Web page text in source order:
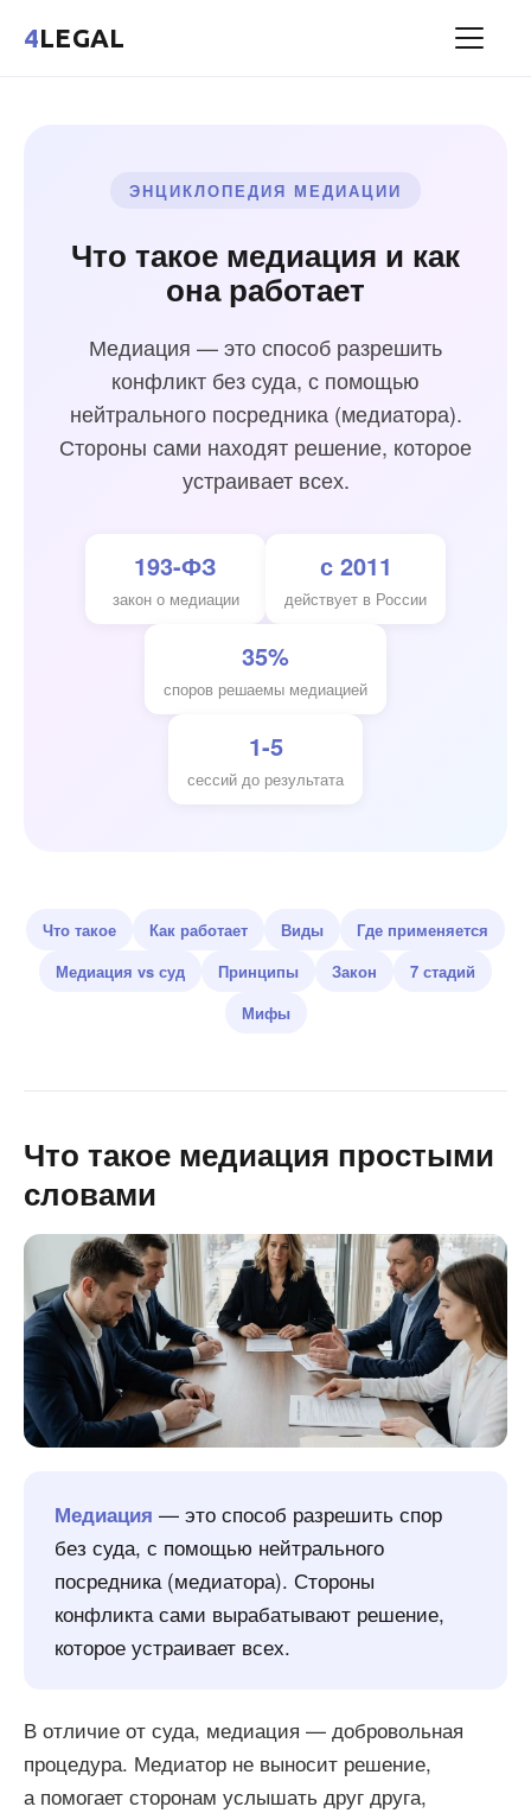
4LEGAL
ЭНЦИКЛОПЕДИЯ МЕДИАЦИИ
Что такое медиация и как
она работает
Медиация — это способ разрешить
конфликт без суда, с помощью
нейтрального посредника (медиатора).
Стороны сами находят решение, которое
устраивает всех.
193-ФЗ
закон о медиации
с 2011
действует в России
35%
споров решаемы медиацией
1-5
сессий до результата
Что такое Как работает Виды
Где применяется
Медиация vs суд
Принципы Закон
7 стадий
Мифы
Что такое медиация простыми
словами
Медиация — это способ разрешить спор
без суда, с помощью нейтрального
посредника (медиатора). Стороны
конфликта сами вырабатывают решение,
которое устраивает всех.
В отличие от суда, медиация — добровольная
процедура. Медиатор не выносит решение,
а помогает сторонам услышать друг друга,